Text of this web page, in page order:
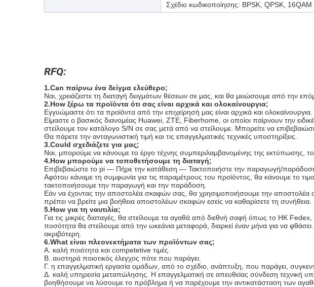
Σχέδιο κωδικοποίησης: BPSK, QPSK,
RFQ:
1.Can παίρνω ένα δείγμα ελεύθερο;
Ναι, χρειάζεστε τη διαταγή δειγμάτων θέσεων σε μας, και θα μειώσουμε από την
2.How ξέρω τα προϊόντα ότι σας είναι αρχικά και ολοκαίνουργια;
Εγγυώμαστε ότι τα προϊόντα από την επιχείρησή μας είναι αρχικά και ολοκαίνουργια.
Είμαστε ο βασικός διανομέας Huawei, ZTE, Fiberhome, οι οποίοι παίρνουν την
στείλουμε τον κατάλογο S/N σε σας μετά από να στείλουμε. Μπορείτε να
Θα πάρετε την ανταγωνιστική τιμή και τις επαγγελματικές τεχνικές υποστηρίξεις.
3.Could σχεδιάζετε για μας;
Ναι, μπορούμε να κάνουμε το έργο τέχνης συμπεριλαμβανομένης της εκτύπωσης,
4.How μπορούμε να τοποθετήσουμε τη διαταγή;
Επιβεβαιώστε το pi — Πήρε την κατάθεση — Τακτοποιήστε την παραγωγή/
Αφότου κάναμε τη συμφωνία για τις παραμέτρους του προϊόντος, θα κάνουμε το
τακτοποιήσουμε την παραγωγή και την παράδοση.
Εάν να έχοντας την αποστολέα σκαφών σας, θα χρησιμοποιήσουμε την
πρέπει να βρείτε μια βοήθεια αποστολέων σκαφών εσείς να καθαρίσετε τη συνήθεια.
5.How για τη ναυτιλία;
Για τις μικρές διαταγές, θα στείλουμε τα αγαθά από διεθνή σαφή όπως το HK
ποσότητα θα στείλουμε από την ωκεάνια μεταφορά, διαρκεί έναν μήνα για να
ακριβότερη.
6.What είναι πλεονεκτήματα των προϊόντων σας;
Α. καλή ποιότητα και competetive τιμές.
Β. αυστηρά ποιοτικός έλεγχος πότε που παράγει.
Γ. η επαγγελματική εργασία ομάδων, από το σχέδιο, ανάπτυξη, που παράγει,
Δ. καλή υπηρεσία μεταπώλησης. Η επαγγελματική σε απευθείας σύνδεση τεχνική
βοηθήσουμε να λύσουμε το πρόβλημα ή να παρέχουμε την αντικατάσταση των